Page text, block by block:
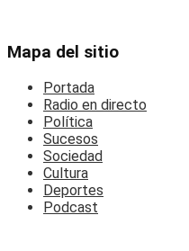
Mapa del sitio
Portada
Radio en directo
Política
Sucesos
Sociedad
Cultura
Deportes
Podcast